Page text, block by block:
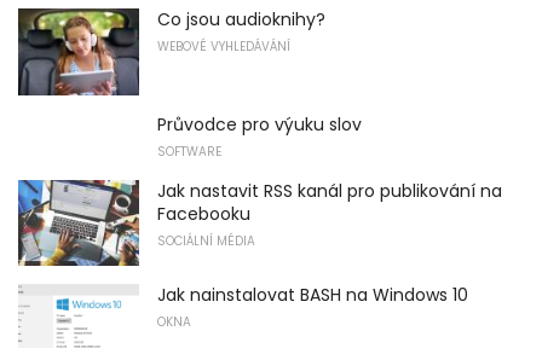
Co jsou audioknihy?
WEBOVÉ VYHLEDÁVÁNÍ
Průvodce pro výuku slov
SOFTWARE
Jak nastavit RSS kanál pro publikování na
Facebooku
SOCIÁLNÍ MÉDIA
Jak nainstalovat BASH na Windows 10
OKNA